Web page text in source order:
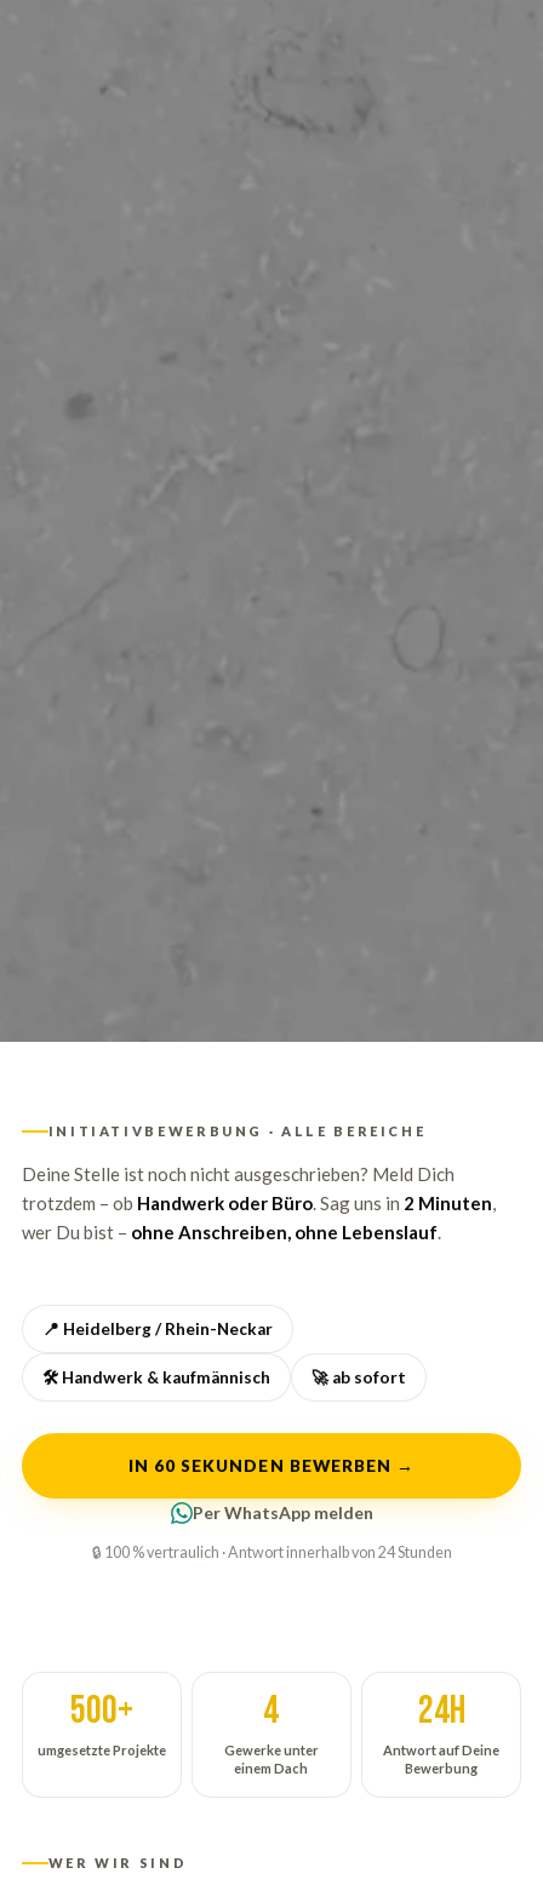
INITIATIVBEWERBUNG · ALLE BEREICHE
Deine Stelle ist noch nicht ausgeschrieben? Meld Dich
trotzdem – ob Handwerk oder Büro. Sag uns in 2 Minuten,
wer Du bist – ohne Anschreiben, ohne Lebenslauf.
📍 Heidelberg / Rhein-Neckar
🛠️ Handwerk & kaufmännisch 🚀 ab sofort
IN 60 SEKUNDEN BEWERBEN →
Per WhatsApp melden
🔒 100 % vertraulich · Antwort innerhalb von 24 Stunden
500+
umgesetzte Projekte
4
Gewerke unter
einem Dach
24h
Antwort auf Deine
Bewerbung
WER WIR SIND